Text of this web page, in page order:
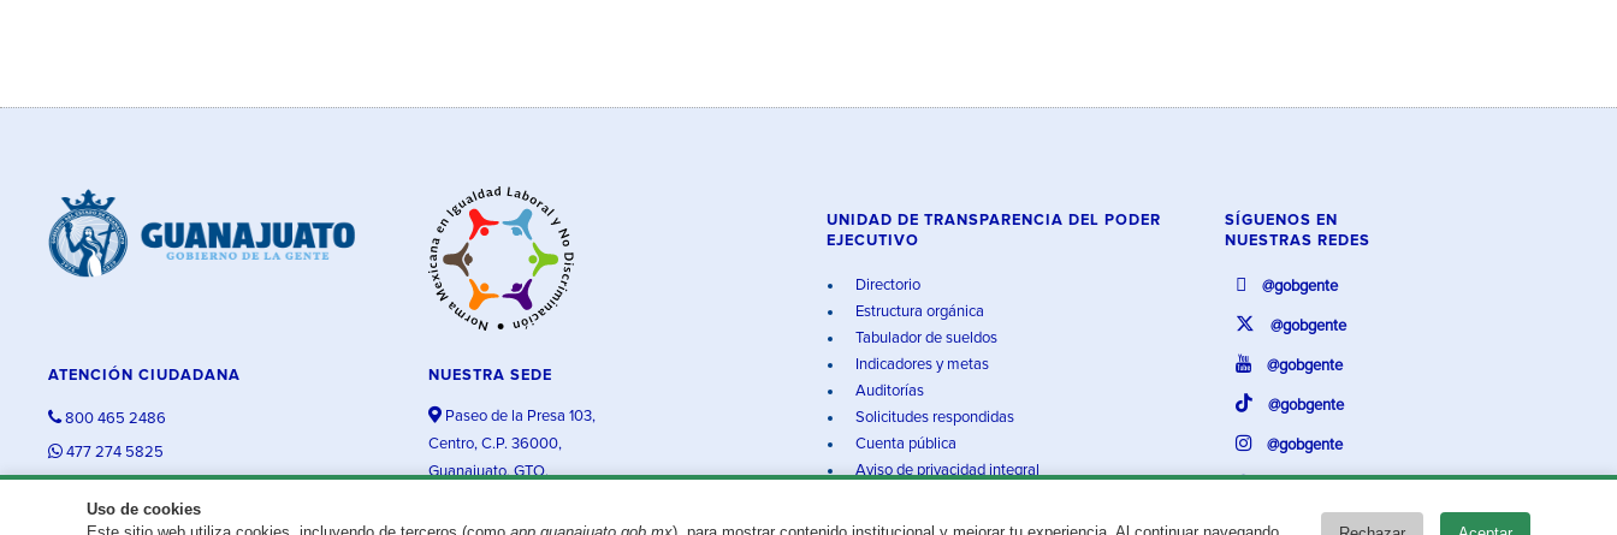
Uso de cookies
ATENCIÓN CIUDADANA
800 465 2486
477 274 5825
NUESTRA SEDE
Paseo de la Presa 103,
Centro, C.P. 36000,
Guanajuato, GTO.
UNIDAD DE TRANSPARENCIA DEL PODER
EJECUTIVO
Directorio
Estructura orgánica
Tabulador de sueldos
Indicadores y metas
Auditorías
Solicitudes respondidas
Cuenta pública
Aviso de privacidad integral
SÍGUENOS EN
NUESTRAS REDES
@gobgente
@gobgente
@gobgente
@gobgente
@gobgente
@gobgente